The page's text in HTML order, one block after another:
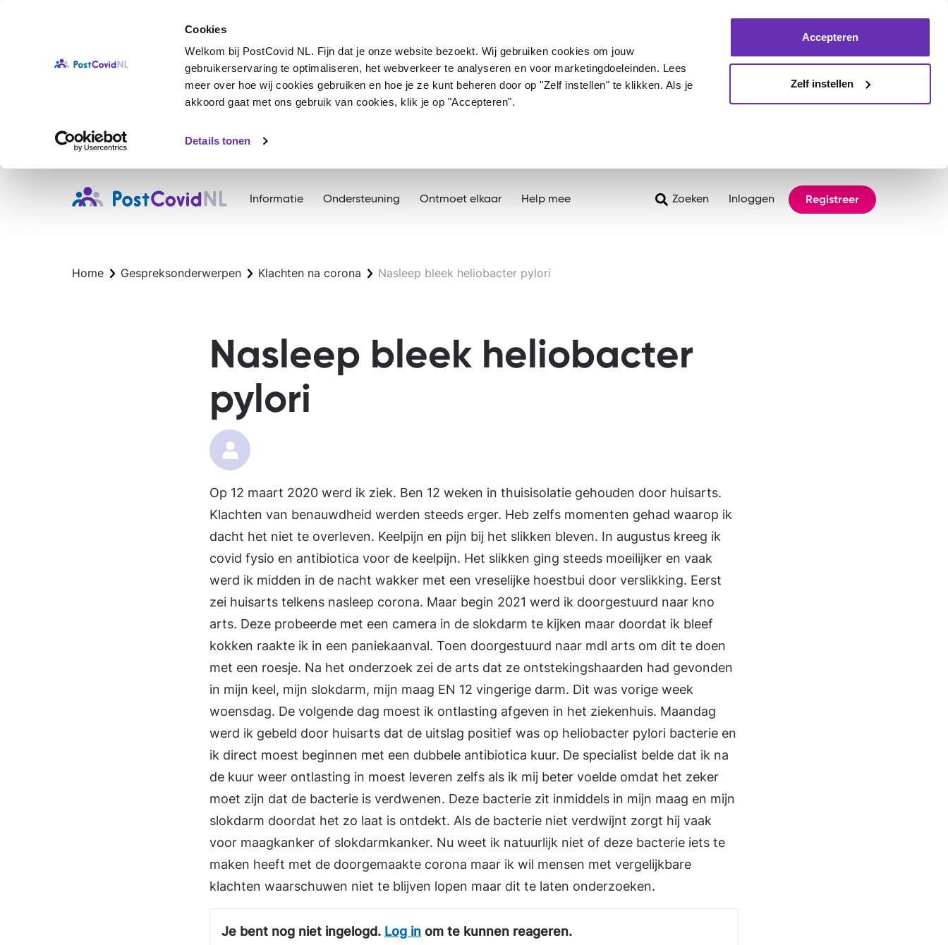
Cookies
Welkom bij PostCovid NL. Fijn dat je onze website bezoekt. Wij gebruiken cookies om jouw
gebruikerservaring te optimaliseren, het webverkeer te analyseren en voor marketingdoeleinden. Lees
meer over hoe wij cookies gebruiken en hoe je ze kunt beheren door op "Zelf instellen" te klikken. Als je
akkoord gaat met ons gebruik van cookies, klik je op "Accepteren".
Details tonen
Accepteren
Zelf instellen
Informatie Ondersteuning Ontmoet elkaar Help mee Zoeken Inloggen Registreer
Home Gespreksonderwerpen Klachten na corona Nasleep bleek heliobacter pylori
Nasleep bleek heliobacter
pylori
Op 12 maart 2020 werd ik ziek. Ben 12 weken in thuisisolatie gehouden door huisarts.
Klachten van benauwdheid werden steeds erger. Heb zelfs momenten gehad waarop ik
dacht het niet te overleven. Keelpijn en pijn bij het slikken bleven. In augustus kreeg ik
covid fysio en antibiotica voor de keelpijn. Het slikken ging steeds moeilijker en vaak
werd ik midden in de nacht wakker met een vreselijke hoestbui door verslikking. Eerst
zei huisarts telkens nasleep corona. Maar begin 2021 werd ik doorgestuurd naar kno
arts. Deze probeerde met een camera in de slokdarm te kijken maar doordat ik bleef
kokken raakte ik in een paniekaanval. Toen doorgestuurd naar mdl arts om dit te doen
met een roesje. Na het onderzoek zei de arts dat ze ontstekingshaarden had gevonden
in mijn keel, mijn slokdarm, mijn maag EN 12 vingerige darm. Dit was vorige week
woensdag. De volgende dag moest ik ontlasting afgeven in het ziekenhuis. Maandag
werd ik gebeld door huisarts dat de uitslag positief was op heliobacter pylori bacterie en
ik direct moest beginnen met een dubbele antibiotica kuur. De specialist belde dat ik na
de kuur weer ontlasting in moest leveren zelfs als ik mij beter voelde omdat het zeker
moet zijn dat de bacterie is verdwenen. Deze bacterie zit inmiddels in mijn maag en mijn
slokdarm doordat het zo laat is ontdekt. Als de bacterie niet verdwijnt zorgt hij vaak
voor maagkanker of slokdarmkanker. Nu weet ik natuurlijk niet of deze bacterie iets te
maken heeft met de doorgemaakte corona maar ik wil mensen met vergelijkbare
klachten waarschuwen niet te blijven lopen maar dit te laten onderzoeken.
Je bent nog niet ingelogd. Log in om te kunnen reageren.